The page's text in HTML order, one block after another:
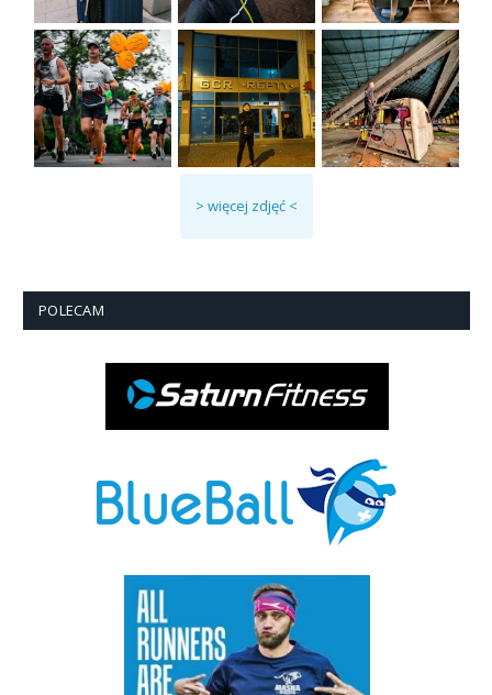
> więcej zdjęć <
POLECAM